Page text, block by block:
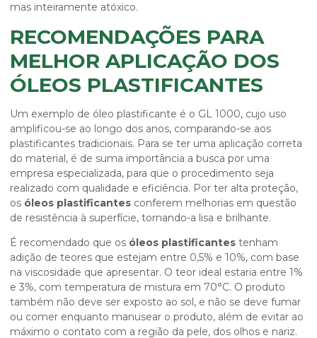
mas inteiramente atóxico.
RECOMENDAÇÕES PARA
MELHOR APLICAÇÃO DOS
ÓLEOS PLASTIFICANTES
Um exemplo de óleo plastificante é o GL 1000, cujo uso
amplificou-se ao longo dos anos, comparando-se aos
plastificantes tradicionais. Para se ter uma aplicação correta
do material, é de suma importância a busca por uma
empresa especializada, para que o procedimento seja
realizado com qualidade e eficiência. Por ter alta proteção,
os óleos plastificantes conferem melhorias em questão
de resistência à superfície, tornando-a lisa e brilhante.
É recomendado que os óleos plastificantes tenham
adição de teores que estejam entre 0,5% e 10%, com base
na viscosidade que apresentar. O teor ideal estaria entre 1%
e 3%, com temperatura de mistura em 70°C. O produto
também não deve ser exposto ao sol, e não se deve fumar
ou comer enquanto manusear o produto, além de evitar ao
máximo o contato com a região da pele, dos olhos e nariz.